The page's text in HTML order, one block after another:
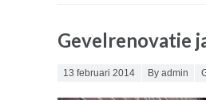
Gevelrenovatie
Posted on
13 februari 2014 By admin